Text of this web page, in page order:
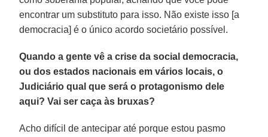
encontrar um substituto para isso. Não existe isso [a
democracia] é o único acordo societário possível.
Quando a gente vê a crise da social democracia,
ou dos estados nacionais em vários locais, o
Judiciário qual que será o protagonismo dele
aqui? Vai ser caça às bruxas?
Acho difícil de antecipar até porque estou pasmo